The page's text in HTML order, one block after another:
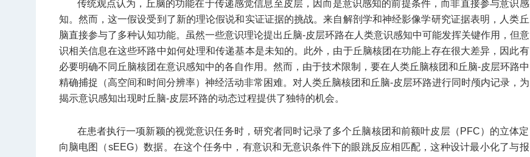
传统观点认为，丘脑的功能在于传递感觉信息至皮层，因而是意识感知的前提条件，而非直接参与意识感
知。然而，这一假设受到了新的理论假说和实证证据的挑战。来自解剖学和神经影像学研究证据表明，人类丘
脑直接参与了多种认知功能。虽然一些意识理论提出丘脑-皮层环路在人类意识感知中可能发挥关键作用，但意
识相关信息在这些环路中如何处理和传递基本是未知的。此外，由于丘脑核团在功能上存在很大差异，因此有
必要明确不同丘脑核团在意识感知中的各自作用。然而，由于技术限制，要在人类丘脑核团和丘脑-皮层环路中
精确捕捉（高空间和时间分辨率）神经活动非常困难。对人类丘脑核团和丘脑-皮层环路进行同时颅内记录，为
揭示意识感知出现时丘脑-皮层环路的动态过程提供了独特的机会。
在患者执行一项新颖的视觉意识任务时，研究者同时记录了多个丘脑核团和前额叶皮层（PFC）的立体定
向脑电图（sEEG）数据。在这个任务中，有意识和无意识条件下的眼跳反应相匹配，这种设计最小化了与报